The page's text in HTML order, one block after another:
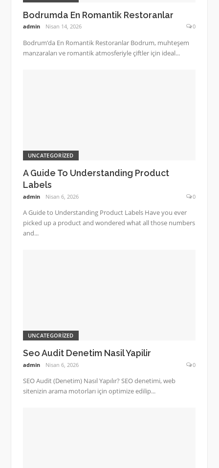
Bodrumda En Romantik Restoranlar
admin Nisan 14, 2026 0
Bodrum’da En Romantik Restoranlar Bodrum, muhteşem
manzaraları ve romantik atmosferiyle çiftler için ideal...
UNCATEGORIZED
A Guide To Understanding Product
Labels
admin Nisan 6, 2026 0
A Guide to Understanding Product Labels Have you ever
picked up a product and wondered what all those numbers
and...
UNCATEGORIZED
Seo Audit Denetim Nasil Yapilir
admin Nisan 6, 2026 0
SEO Audit (Denetim) Nasıl Yapılır? SEO denetimi, web
sitenizin arama motorları için optimize edilip...